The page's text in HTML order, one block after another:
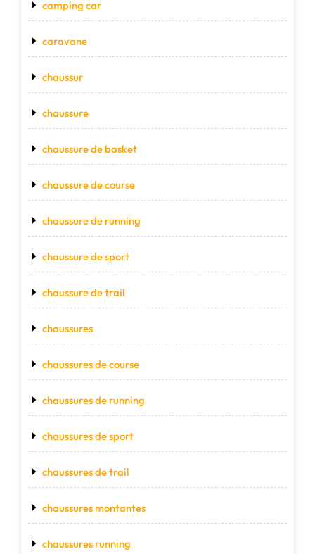
camping car
caravane
chaussur
chaussure
chaussure de basket
chaussure de course
chaussure de running
chaussure de sport
chaussure de trail
chaussures
chaussures de course
chaussures de running
chaussures de sport
chaussures de trail
chaussures montantes
chaussures running